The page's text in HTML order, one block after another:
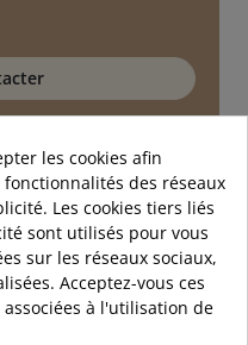
90
les cookies afin
des réseaux
Les cookies tiers liés
sont utilisés pour vous
sur les réseaux sociaux,
Acceptez-vous ces
à l'utilisation de